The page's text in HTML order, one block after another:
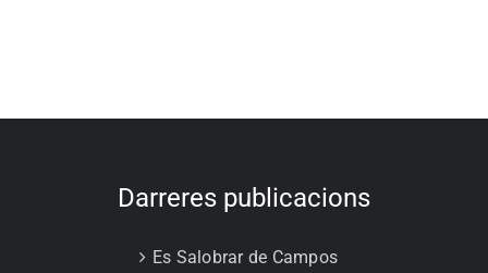
Darreres publicacions
Es Salobrar de Campos